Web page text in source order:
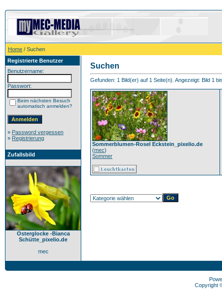
Home / Suchen
Registrierte Benutzer
Benutzername:
Passwort:
Beim nächsten Besuch
automatisch anmelden?
» Password vergessen
» Registrierung
Zufallsbild
Osterglocke -Bianca
Schütte_pixelio.de
mec
Suchen
Gefunden: 1 Bild(er) auf 1 Seite(n). Angezeigt: Bild 1
Sommerblumen-Rosel Eckstein_pixelio.de
(mec)
Sommer
Copyright